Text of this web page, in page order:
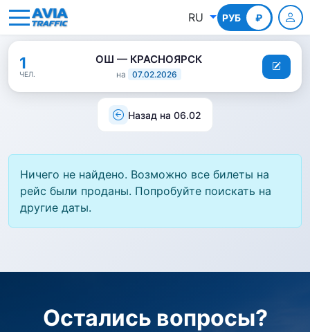
RU РУБ ₽
КГС
1
ЧЕЛ.
ОШ — КРАСНОЯРСК
на 07.02.2026
Назад на 06.02
Ничего не найдено. Возможно все билеты на
рейс были проданы. Попробуйте поискать на
другие даты.
Остались вопросы?